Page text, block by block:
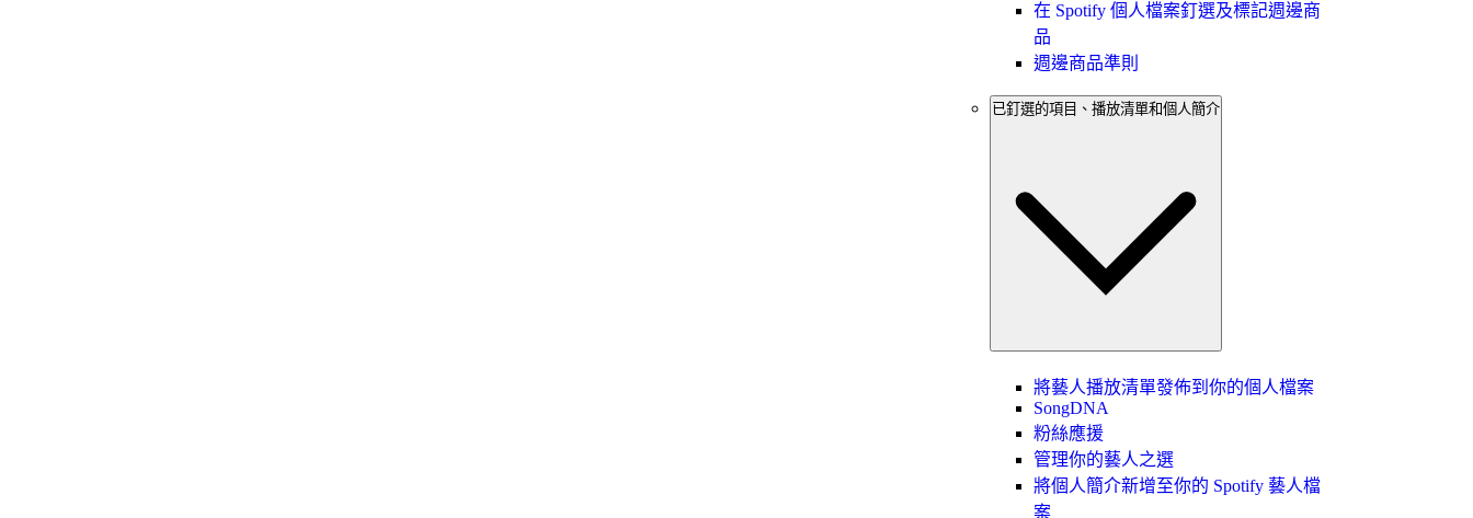
在 Spotify 個人檔案釘選及標記週邊商
品
週邊商品準則
已釘選的項目、播放清單和個人簡介
將藝人播放清單發佈到你的個人檔案
SongDNA
粉絲應援
管理你的藝人之選
將個人簡介新增至你的 Spotify 藝人檔
案